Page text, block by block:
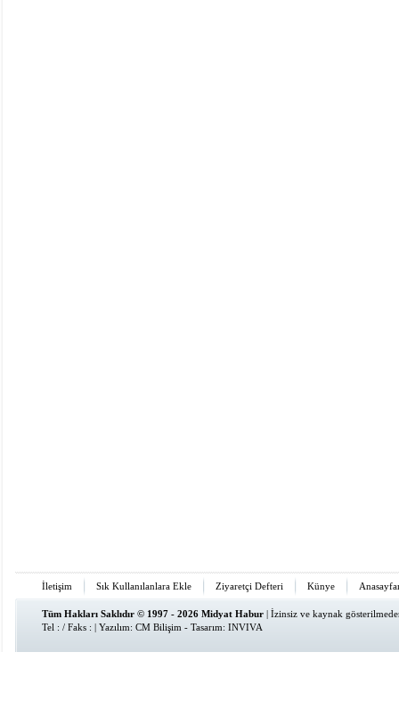
İletişim Sık Kullanılanlara Ekle Ziyaretçi Defteri Künye
Tüm Hakları Saklıdır © 1997 - 2026 Midyat Habur | İzinsiz ve kaynak
Tel : / Faks : | Yazılım: CM Bilişim - Tasarım: INVIVA